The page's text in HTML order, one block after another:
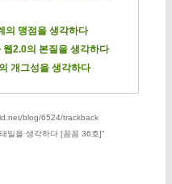
의 맹점을 생각하다
웹2.0의 본질을 생각하다
개그성을 생각하다
blog/6524/trackback
일을 생각하다 [꼼꼼 36호]”